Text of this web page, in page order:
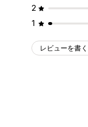
2
1
レビューを書く